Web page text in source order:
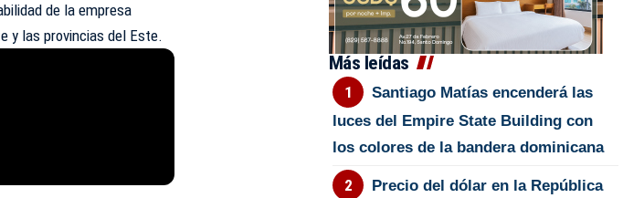
de la empresa
y las provincias del Este.
Más leídas
Santiago Matías encenderá las
luces del Empire State Building con
los colores de la bandera dominicana
Precio del dólar en la República